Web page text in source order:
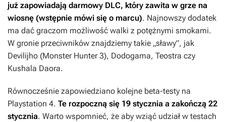
już zapowiadają darmowy DLC, który zawita w grze na
wiosnę (wstępnie mówi się o marcu). Najnowszy dodatek
ma dać graczom możliwość walki z potężnymi smokami.
W gronie przeciwników znajdziemy takie „sławy”, jak
Devilijho (Monster Hunter 3), Dodogama, Teostra czy
Kushala Daora.
Równocześnie zapowiedziano kolejne beta-testy na
Playstation 4. Te rozpoczną się 19 stycznia a zakończą 22
stycznia. Warto wspomnieć, że aby wziąć udział w testach